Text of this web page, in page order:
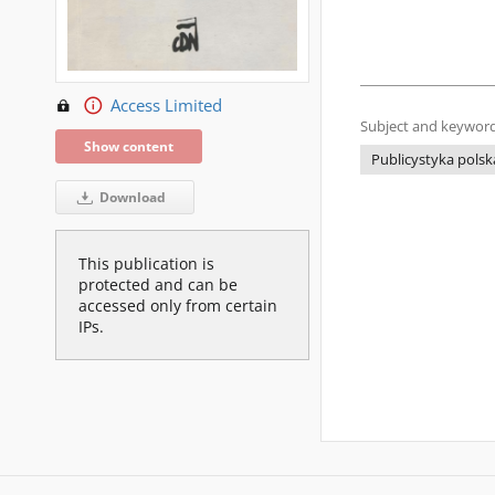
Access Limited
Show content
Download
This publication is
protected and can be
accessed only from certain
IPs.
Subject and
Publicystyka